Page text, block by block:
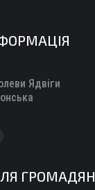
Ядвіги
ГРОМАДЯН